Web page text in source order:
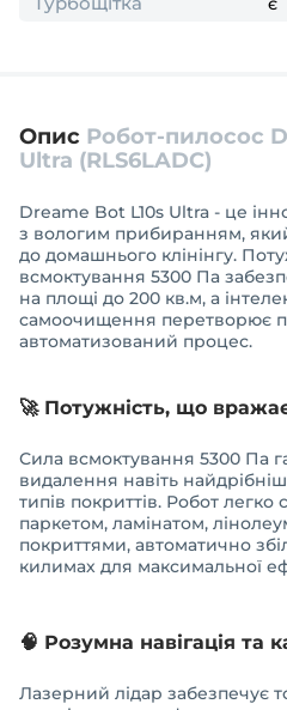
Опис Робот-пилосос
Ultra (RLS6LADC)
Dreame Bot L10s Ultra - це
з вологим прибиранням,
до домашнього клінінгу.
всмоктування 5300 Па
на площі до 200 кв.м, а
самоочищення перетворює
автоматизований процес.
🚀 Потужність, що
Сила всмоктування 5300 Па
видалення навіть
типів покриттів. Робот
паркетом, ламінатом,
покриттями, автоматично
килимах для максимальної
🧠 Розумна навігація та
Лазерний лідар забезпечує